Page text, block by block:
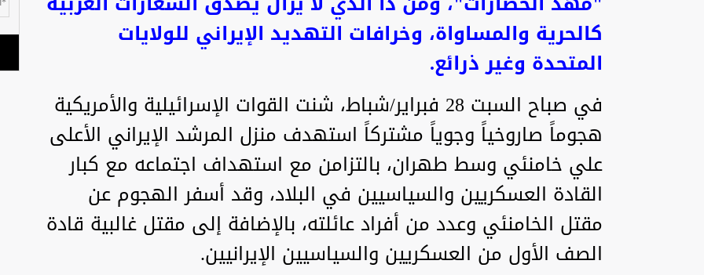
كالحرية والمساواة، وخرافات التهديد الإيراني للولايات
المتحدة وغير ذرائع.
في صباح السبت 28 فبراير/شباط، شنت القوات الإسرائيلية والأمريكية
هجوماً صاروخياً وجوياً مشتركاً استهدف منزل المرشد الإيراني الأعلى
علي خامنئي وسط طهران، بالتزامن مع استهداف اجتماعه مع كبار
القادة العسكريين والسياسيين في البلاد، وقد أسفر الهجوم عن
مقتل الخامنئي وعدد من أفراد عائلته، بالإضافة إلى مقتل غالبية قادة
الصف الأول من العسكريين والسياسيين الإيرانيين.